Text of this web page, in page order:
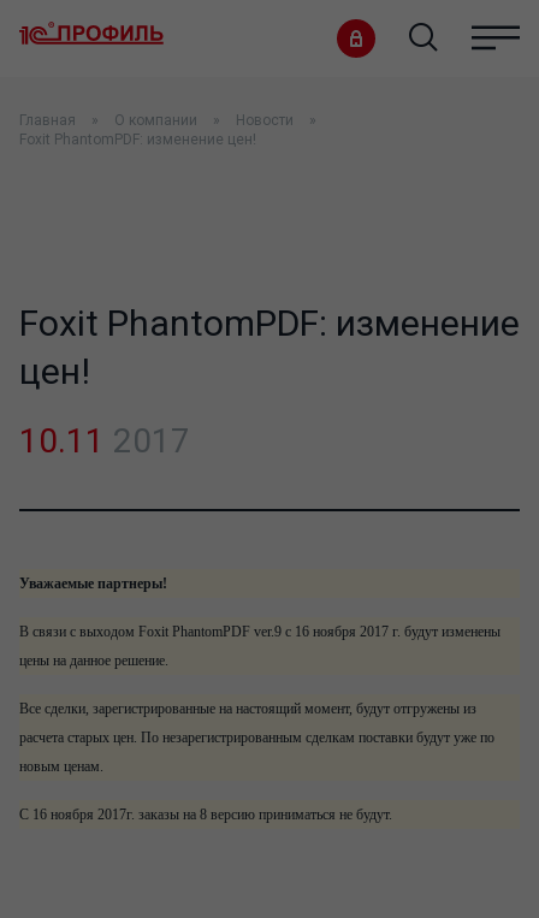
Главная О компании
Новости
Foxit PhantomPDF: изменение цен!
Foxit PhantomPDF: изменение
цен!
10.11 2017
Уважаемые партнеры!
В связи с выходом Foxit PhantomPDF ver.9 c 16 ноября 2017 г. будут изменены
цены на данное решение.
Все сделки, зарегистрированные на настоящий момент, будут отгружены из
расчета старых цен. По незарегистрированным сделкам поставки будут уже по
новым ценам.
С 16 ноября 2017г. заказы на 8 версию приниматься не будут.